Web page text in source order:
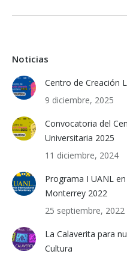
Noticias
Centro de Creación
9 diciembre, 2025
Convocatoria del
Universitaria 2025
11 diciembre, 2024
Programa I UANL
Monterrey 2022
25 septiembre, 2022
La Calaverita para
Cultura